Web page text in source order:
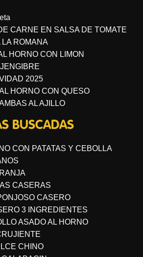
CARNE EN SALSA DE TOMATE
ROMANA
HORNO CON LIMON
2025
HORNO CON QUESO
AL AJILLO
BUSCADAS
CON PATATAS Y CEBOLLA
CASERAS
CASERO
3 INGREDIENTES
ASADO AL HORNO
CHINO